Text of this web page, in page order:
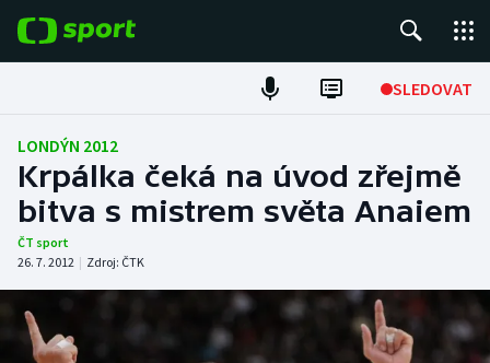
SLEDOVAT
Fotbal
Hokej
Tenis
Atletika
Cyklistika
LONDÝN 2012
Krpálka čeká na úvod zřejmě
bitva s mistrem světa Anaiem
ČT sport
26. 7. 2012 | Zdroj: ČTK